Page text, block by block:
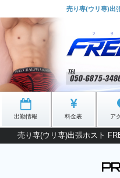
売り専(ウリ専)出
出勤情報 料金表 ア
売り専(ウリ専)出張ホスト